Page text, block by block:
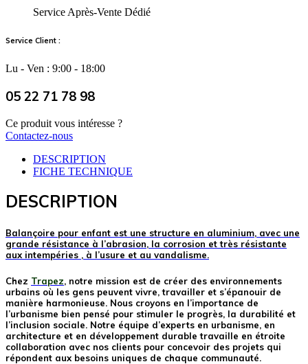
Service Après-Vente Dédié
Service Client :
Lu - Ven : 9:00 - 18:00
05 22 71 78 98
Ce produit vous intéresse ?
Contactez-nous
DESCRIPTION
FICHE TECHNIQUE
DESCRIPTION
Balançoire pour enfant est une structure en aluminium, avec une
grande résistance à l’abrasion, la corrosion et très résistante
aux intempéries , à l’usure et au vandalisme.
Chez Trapez, notre mission est de créer des environnements
urbains où les gens peuvent vivre, travailler et s’épanouir de
manière harmonieuse. Nous croyons en l’importance de
l’urbanisme bien pensé pour stimuler le progrès, la durabilité et
l’inclusion sociale. Notre équipe d’experts en urbanisme, en
architecture et en développement durable travaille en étroite
collaboration avec nos clients pour concevoir des projets qui
répondent aux besoins uniques de chaque communauté.